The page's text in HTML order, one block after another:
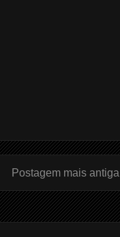
Postagem mais antiga